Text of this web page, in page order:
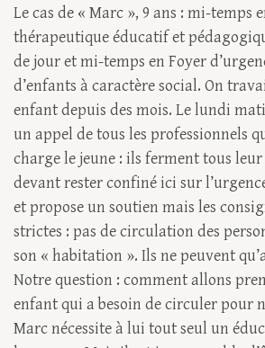
Le cas de « Marc », 9 ans : mi-temps
thérapeutique éducatif et
de jour et mi-temps en Foyer
d’enfants à caractère social. On
enfant depuis des mois. Le lundi
un appel de tous les professionnels
charge le jeune : ils ferment tous
devant rester confiné ici sur
et propose un soutien mais les
strictes : pas de circulation des
son « habitation ». Ils ne peuvent
Notre question : comment allons
enfant qui a besoin de circuler pour
Marc nécessite à lui tout seul un